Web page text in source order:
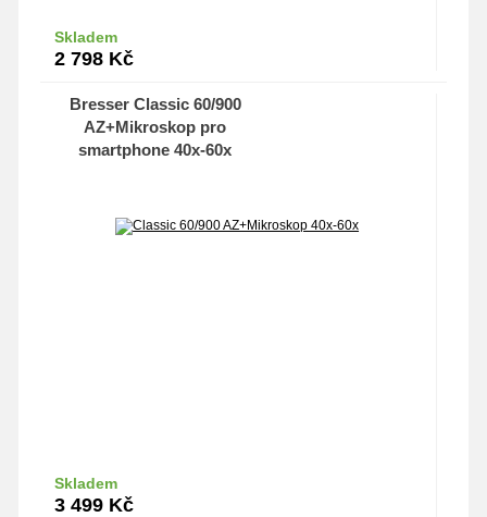
Skladem
2 798 Kč
Bresser Classic 60/900
AZ+Mikroskop pro
smartphone 40x-60x
Skladem
3 499 Kč